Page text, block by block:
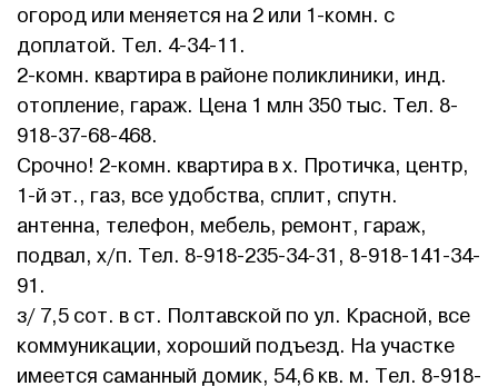
огород или меняется на 2 или 1-комн. с
доплатой. Тел. 4-34-11.
2-комн. квартира в районе поликлиники, инд.
отопление, гараж. Цена 1 млн 350 тыс. Тел. 8-
918-37-68-468.
Срочно! 2-комн. квартира в х. Протичка, центр,
1-й эт., газ, все удобства, сплит, спутн.
антенна, телефон, мебель, ремонт, гараж,
подвал, х/п. Тел. 8-918-235-34-31, 8-918-141-34-
91.
з/ 7,5 сот. в ст. Полтавской по ул. Красной, все
коммуникации, хороший подъезд. На участке
имеется саманный домик, 54,6 кв. м. Тел. 8-918-